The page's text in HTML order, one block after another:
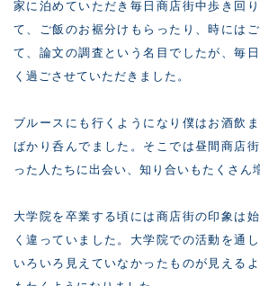
家に泊めていただき毎日商店街中歩き回
て、ご飯のお裾分けもらったり、時には
て、論文の調査という名目でしたが、毎
く過ごさせていただきました。
ブルースにも行くようになり僕はお酒飲
ばかり呑んでました。そこでは昼間商店
った人たちに出会い、知り合いもたくさん
大学院を卒業する頃には商店街の印象は
く違っていました。大学院での活動を通
いろいろ見えていなかったものが見える